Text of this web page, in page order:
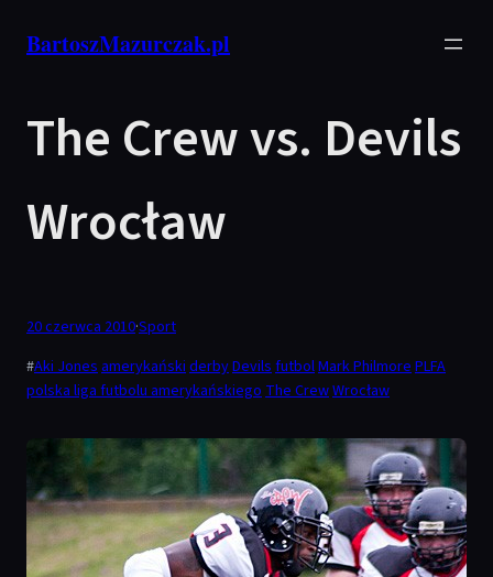
BartoszMazurczak.pl
The Crew vs. Devils
Wrocław
20 czerwca 2010·Sport
#Aki JonesamerykańskiderbyDevilsfutbolMark PhilmorePLFA
polska liga futbolu amerykańskiegoThe CrewWrocław